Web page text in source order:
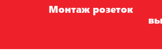
Монтаж розеток